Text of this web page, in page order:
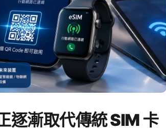
逐漸取代傳統 SIM 卡